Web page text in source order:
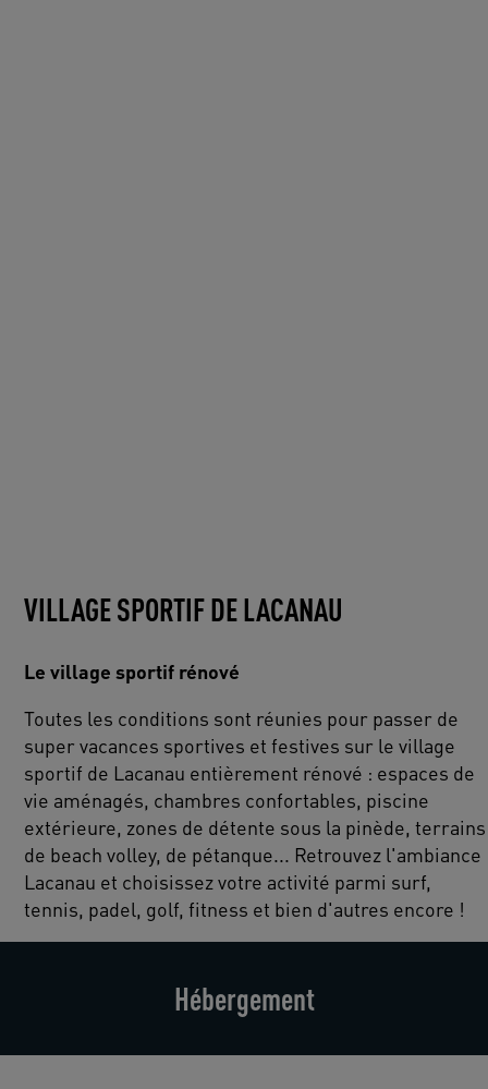
VILLAGE SPORTIF DE LACANAU
Le village sportif rénové
Toutes les conditions sont réunies pour passer de
super vacances sportives et festives sur le village
sportif de Lacanau entièrement rénové : espaces de
vie aménagés, chambres confortables, piscine
extérieure, zones de détente sous la pinède, terrains
de beach volley, de pétanque... Retrouvez l'ambiance
Lacanau et choisissez votre activité parmi surf,
Hébergement